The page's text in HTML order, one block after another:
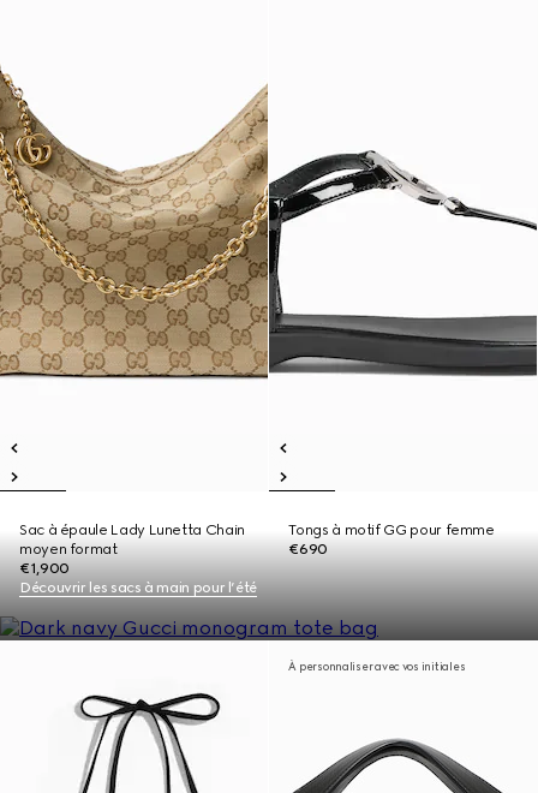
Sac à épaule Lady Lunetta Chain
moyen format
€1,900
Tongs à motif GG pour femme
€690
Découvrir les sacs à main pour l’été
À personnaliser avec vos initiales